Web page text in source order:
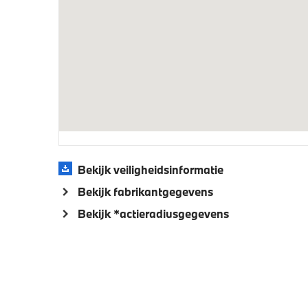
Bekijk veiligheidsinformatie
Bekijk fabrikantgegevens
Bekijk *actieradiusgegevens